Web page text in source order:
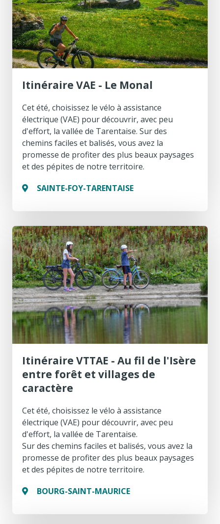
Itinéraire VAE - Le Monal
Cet été, choisissez le vélo à assistance
électrique (VAE) pour découvrir, avec peu
d'effort, la vallée de Tarentaise. Sur des
chemins faciles et balisés, vous avez la
promesse de profiter des plus beaux paysages
et des pépites de notre territoire.
SAINTE-FOY-TARENTAISE
Itinéraire VTTAE - Au fil de l'Isère
entre forêt et villages de
caractère
Cet été, choisissez le vélo à assistance
électrique (VAE) pour découvrir, avec peu
d'effort, la vallée de Tarentaise.
Sur des chemins faciles et balisés, vous avez la
promesse de profiter des plus beaux paysages
et des pépites de notre territoire.
BOURG-SAINT-MAURICE